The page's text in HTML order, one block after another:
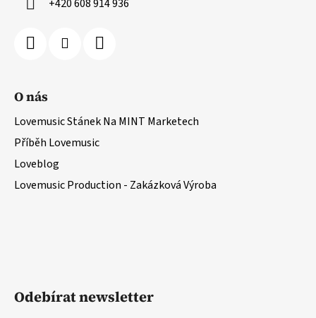
+420 608 914 936
O nás
Lovemusic Stánek Na MINT Marketech
Příběh Lovemusic
Loveblog
Lovemusic Production - Zakázková Výroba
Odebírat newsletter